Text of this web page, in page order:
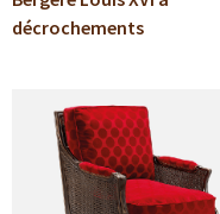
décrochements